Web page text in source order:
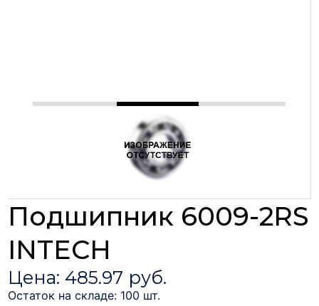
Подшипник 6009-2RS
INTECH
Цена: 485.97 руб.
Остаток на складе: 100 шт.